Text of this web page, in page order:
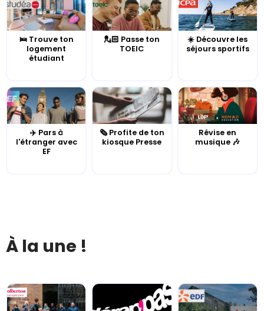
🛌 Trouve ton
logement
étudiant
💂🏻 Passe ton
TOEIC
☀️ Découvre les
séjours sportifs
✈️ Pars à
l'étranger avec
EF
🗞️ Profite de ton
kiosque Presse
Révise en
musique 🎶
À la une !